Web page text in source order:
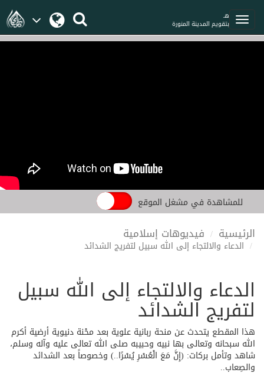
هـ
بتقويم المدينة المنورة
للمشاهدة في مشغل الموقع
الرئيسية فيديوهات إسلامية
الدعاء والالتجاء إلى الله سبيل لتفريج الشدائد
الدعاء والالتجاء إلى الله سبيل
لتفريج الشدائد
هذا المقطع يتحدث عن منحة ربانية علوية بعد محْنة دنيوية أرضية أكرم
الله سبحانه وتعالى بها نبيه وحبيبه صلى الله تعالى عليه وآله وسلم،
شاهد وتأمل بركات: (إِنَّ مَعَ الْعُسْرِ يُسْرًا..) وخصوصاً بعد الشدائد
والصِعاب..